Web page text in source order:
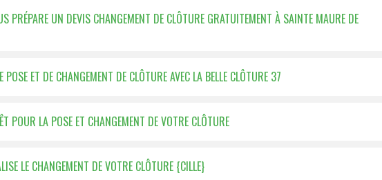
PRÉPARE UN DEVIS CHANGEMENT DE CLÔTURE GRATUITEMENT À SAINTE MAURE DE
ET DE CHANGEMENT DE CLÔTURE AVEC LA BELLE CLÔTURE 37
POUR LA POSE ET CHANGEMENT DE VOTRE CLÔTURE
LE CHANGEMENT DE VOTRE CLÔTURE {CILLE}